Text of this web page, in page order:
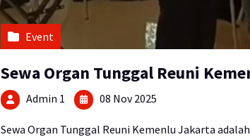
Event
Sewa Organ Tunggal Reuni
Admin 1 08 Nov 2025
Sewa Organ Tunggal Reuni Kemenlu Jakarta